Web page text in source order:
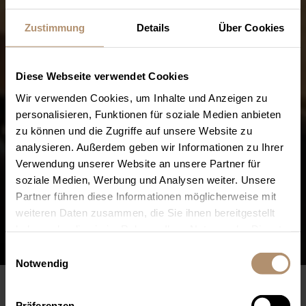
Zustimmung Details Über Cookies
Diese Webseite verwendet Cookies
Wir verwenden Cookies, um Inhalte und Anzeigen zu
personalisieren, Funktionen für soziale Medien anbieten
zu können und die Zugriffe auf unsere Website zu
analysieren. Außerdem geben wir Informationen zu Ihrer
Verwendung unserer Website an unsere Partner für
soziale Medien, Werbung und Analysen weiter. Unsere
Partner führen diese Informationen möglicherweise mit
weiteren Daten zusammen, die Sie ihnen bereitgestellt
Cookies, wenn Sie unsere Webseite weiterhin nutzen.
Notwendig